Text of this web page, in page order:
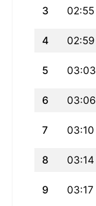
3 02:55
4 02:59
5 03:03
6 03:06
7 03:10
8 03:14
9 03:17